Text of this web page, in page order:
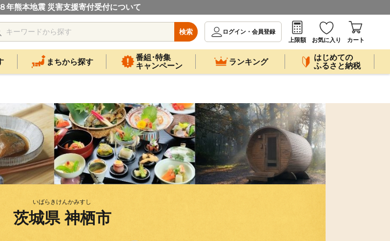
年熊本地震 災害支援寄付受付について
検索
ログイン・会員登録
上限額
お気に入り カート
まちから探す
番組･特集
キャンペーン
ランキング
はじめての
ふるさと納税
いばらきけんかみすし
茨城県 神栖市